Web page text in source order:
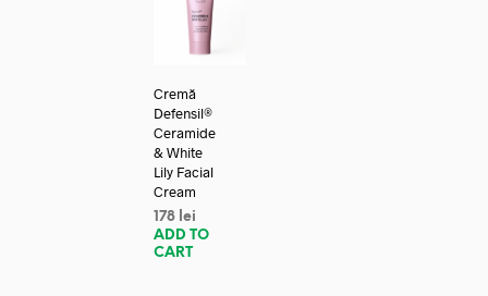
Cremă
Defensil®
Ceramide
& White
Lily Facial
Cream
178 lei
ADD TO
CART